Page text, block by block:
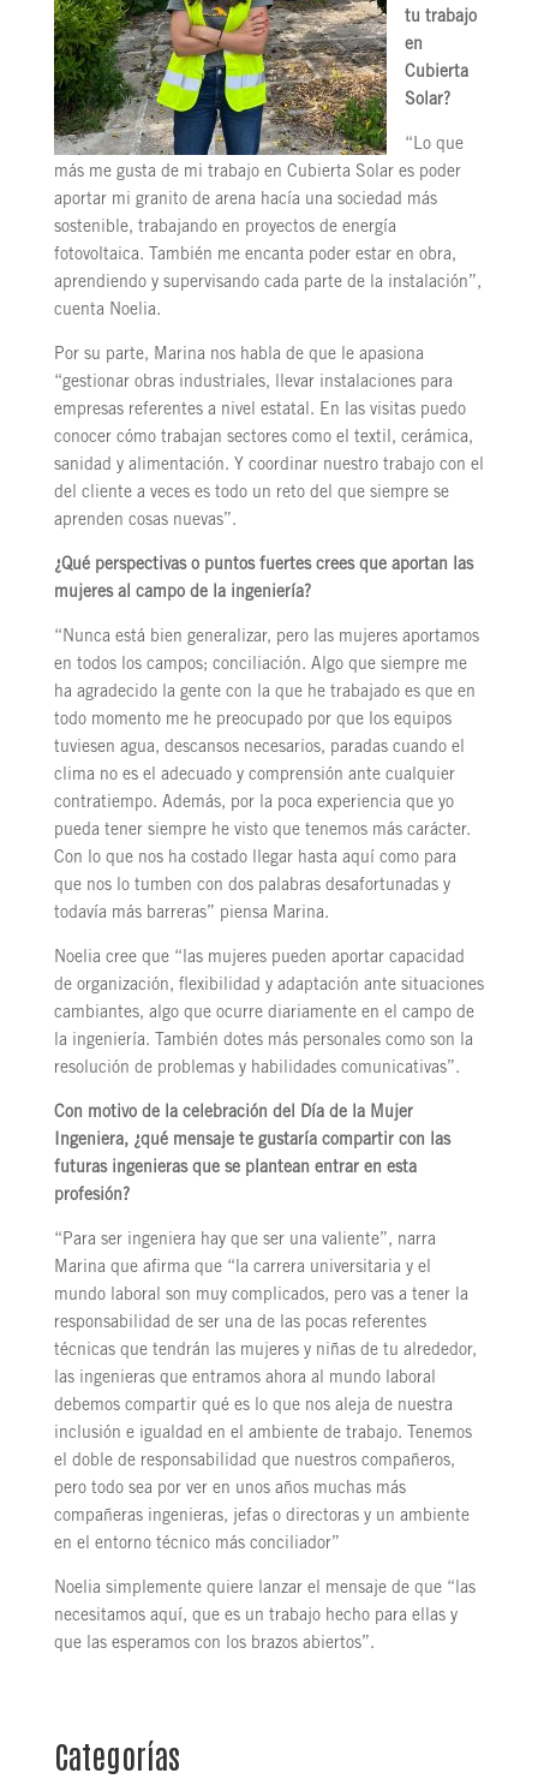
tu trabajo
en
Cubierta
Solar?
“Lo que
más me gusta de mi trabajo en Cubierta Solar es poder
aportar mi granito de arena hacía una sociedad más
sostenible, trabajando en proyectos de energía
fotovoltaica. También me encanta poder estar en obra,
aprendiendo y supervisando cada parte de la instalación”,
cuenta Noelia.
Por su parte, Marina nos habla de que le apasiona
“gestionar obras industriales, llevar instalaciones para
empresas referentes a nivel estatal. En las visitas puedo
conocer cómo trabajan sectores como el textil, cerámica,
sanidad y alimentación. Y coordinar nuestro trabajo con el
del cliente a veces es todo un reto del que siempre se
aprenden cosas nuevas”.
¿Qué perspectivas o puntos fuertes crees que aportan las
mujeres al campo de la ingeniería?
“Nunca está bien generalizar, pero las mujeres aportamos
en todos los campos; conciliación. Algo que siempre me
ha agradecido la gente con la que he trabajado es que en
todo momento me he preocupado por que los equipos
tuviesen agua, descansos necesarios, paradas cuando el
clima no es el adecuado y comprensión ante cualquier
contratiempo. Además, por la poca experiencia que yo
pueda tener siempre he visto que tenemos más carácter.
Con lo que nos ha costado llegar hasta aquí como para
que nos lo tumben con dos palabras desafortunadas y
todavía más barreras” piensa Marina.
Noelia cree que “las mujeres pueden aportar capacidad
de organización, flexibilidad y adaptación ante situaciones
cambiantes, algo que ocurre diariamente en el campo de
la ingeniería. También dotes más personales como son la
resolución de problemas y habilidades comunicativas”.
Con motivo de la celebración del Día de la Mujer
Ingeniera, ¿qué mensaje te gustaría compartir con las
futuras ingenieras que se plantean entrar en esta
profesión?
“Para ser ingeniera hay que ser una valiente”, narra
Marina que afirma que “la carrera universitaria y el
mundo laboral son muy complicados, pero vas a tener la
responsabilidad de ser una de las pocas referentes
técnicas que tendrán las mujeres y niñas de tu alrededor,
las ingenieras que entramos ahora al mundo laboral
debemos compartir qué es lo que nos aleja de nuestra
inclusión e igualdad en el ambiente de trabajo. Tenemos
el doble de responsabilidad que nuestros compañeros,
pero todo sea por ver en unos años muchas más
compañeras ingenieras, jefas o directoras y un ambiente
en el entorno técnico más conciliador”
Noelia simplemente quiere lanzar el mensaje de que “las
necesitamos aquí, que es un trabajo hecho para ellas y
que las esperamos con los brazos abiertos”.
Categorías